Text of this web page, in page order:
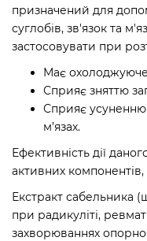
призначений для
суглобів, зв'язок та
застосовувати при
Має
Сприяє зняттю
Сприяє усуненню
м’язах.
Ефективність дії
активних
Екстракт сабельника
при радикуліті,
захворюваннях